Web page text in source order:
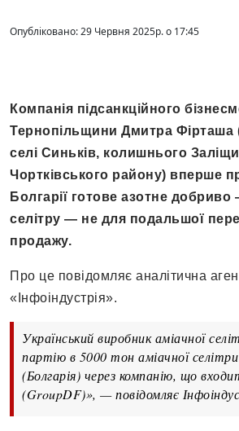
Опубліковано: 29 Червня 2025р. о 17:45
Компанія підсанкційного
Тернопільщини Дмитра Фірташа
селі Синьків, колишнього
Чортківського району) вперше
Болгарії готове азотне добриво
селітру — не для подальшої
продажу.
Про це повідомляє аналітична
«Інфоіндустрія».
Український виробник аміачної
партію в 5000 тон аміачної селітри
(Болгарія) через компанію, що
(GroupDF)», — повідомляє